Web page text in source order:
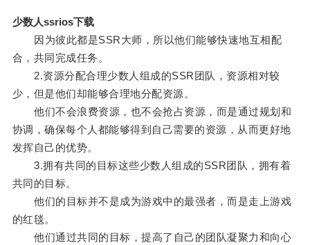
少数人ssrios下载
因为彼此都是SSR大师，所以他们能够快速地互相配
合，共同完成任务。
2.资源分配合理少数人组成的SSR团队，资源相对较
少，但是他们却能够合理地分配资源。
他们不会浪费资源，也不会抢占资源，而是通过规划和
协调，确保每个人都能够得到自己需要的资源，从而更好地
发挥自己的优势。
3.拥有共同的目标这些少数人组成的SSR团队，拥有着
共同的目标。
他们的目标并不是成为游戏中的最强者，而是走上游戏
的红毯。
他们通过共同的目标，提高了自己的团队凝聚力和向心